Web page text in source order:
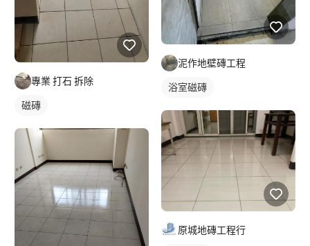
專業 打石 拆除
磁磚
泥作地壁磚工程
浴室磁磚
原城地磚工程行